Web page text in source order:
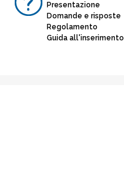
Presentazione
Domande e risposte
Regolamento
Guida all'inserimento